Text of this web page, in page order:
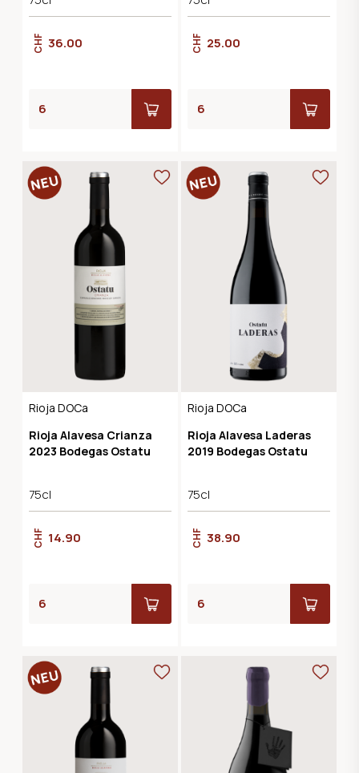
CHF 36.00 CHF 25.00
Rioja DOCa
Rioja Alavesa Crianza
2023 Bodegas Ostatu
75cl
CHF 14.90
Rioja DOCa
Rioja Alavesa Laderas
2019 Bodegas Ostatu
75cl
CHF 38.90